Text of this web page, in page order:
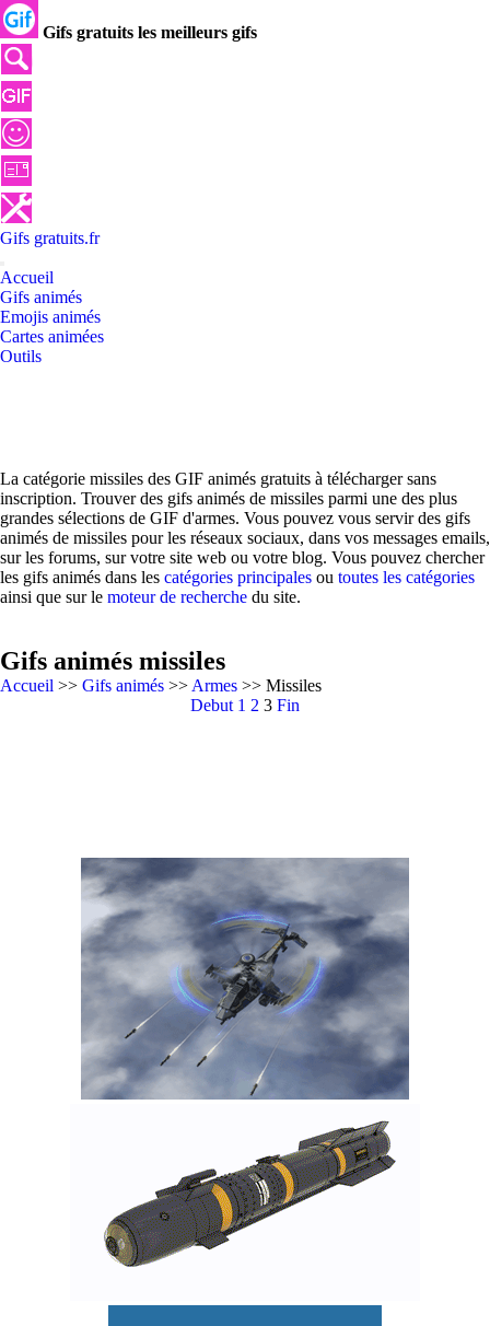
Gifs gratuits les meilleurs gifs
Gifs gratuits.fr
Accueil
Gifs animés
Emojis animés
Cartes animées
Outils
La catégorie missiles des GIF animés gratuits à télécharger sans
inscription. Trouver des gifs animés de missiles parmi une des plus
grandes sélections de GIF d'armes. Vous pouvez vous servir des gifs
animés de missiles pour les réseaux sociaux, dans vos messages emails,
sur les forums, sur votre site web ou votre blog. Vous pouvez chercher
les gifs animés dans les catégories principales ou toutes les catégories
ainsi que sur le moteur de recherche du site.
Gifs animés missiles
Accueil >> Gifs animés >> Armes >> Missiles
Debut 1 2 3 Fin